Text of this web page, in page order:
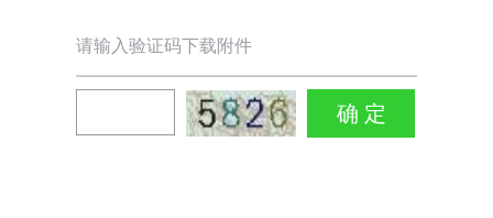
请输入验证码下载附件